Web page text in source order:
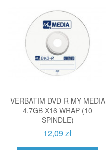
VERBATIM DVD-R MY MEDIA
4.7GB X16 WRAP (10
SPINDLE)
12,09 zł